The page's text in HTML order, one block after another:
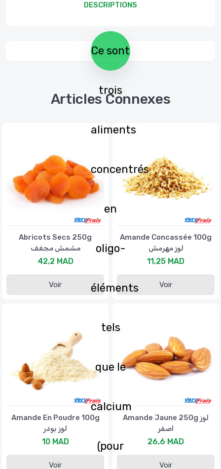
DESCRIPTIONS
Ce sont
trois
aliments
concentrés
en
oligo-
éléments
tels
que le
calcium
(pour
Articles Connexes
Abricots Secs 250g
مشمش مجفف
42,2 MAD
Voir
Amande Concassée 100g
لوز مهرمش
11,25 MAD
Voir
Amande En Poudre 100g
لوز بودر
10 MAD
Voir
Amande Jaune 250g لوز
اصفر
26,6 MAD
Voir